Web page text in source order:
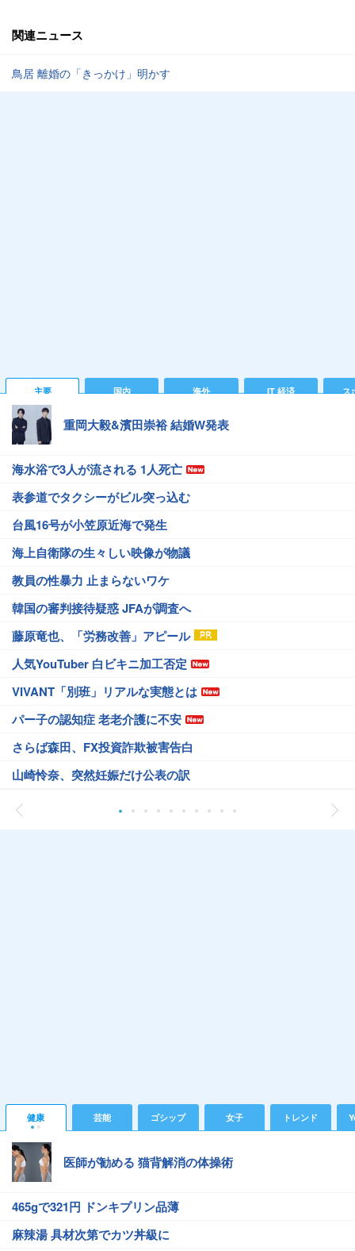
関連ニュース
鳥居 離婚の「きっかけ」明かす
主要 国内 海外 IT 経済 ス
重岡大毅&濱田崇裕 結婚W発表
海水浴で3人が流される 1人死亡
表参道でタクシーがビル突っ込む
台風16号が小笠原近海で発生
海上自衛隊の生々しい映像が物議
教員の性暴力 止まらないワケ
韓国の審判接待疑惑 JFAが調査へ
藤原竜也、「労務改善」アピール
人気YouTuber 白ビキニ加工否定
VIVANT「別班」リアルな実態とは
パー子の認知症 老老介護に不安
さらば森田、FX投資詐欺被害告白
山崎怜奈、突然妊娠だけ公表の訳
健康 芸能 ゴシップ 女子 トレンド
医師が勧める 猫背解消の体操術
465gで321円 ドンキプリン品薄
麻辣湯 具材次第でカツ丼級に